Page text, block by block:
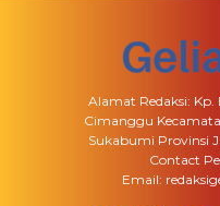
Alamat Redaksi:
Cimanggu
Sukabumi Provinsi
Contact
Email: